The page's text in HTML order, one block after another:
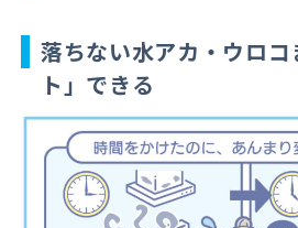
落ちない水アカ・ウロコ
ト」できる